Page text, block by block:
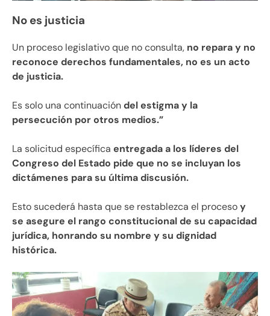
No es justicia
Un proceso legislativo que no consulta, no repara y no
reconoce derechos fundamentales, no es un acto
de justicia.
Es solo una continuacióndel estigma y la
persecución por otros medios.”
La solicitud específica entregada a los líderes del
Congreso del Estado pide que no se incluyan los
dictámenes para su última discusión.
Esto sucederá hasta que se restablezca el procesoy
se asegure el rango constitucional de su capacidad
jurídica, honrando su nombre y su dignidad
histórica.